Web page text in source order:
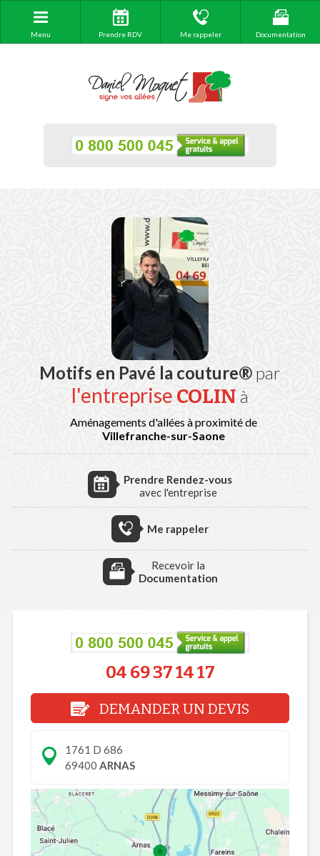
Menu Prendre RDV Me rappeler Documentation
Motifs en Pavé la couture® par
l'entreprise COLIN à
Aménagements d'allées à proximité de
Villefranche-sur-Saone
Prendre Rendez-vous
avec l'entreprise
Me rappeler
Recevoir la
Documentation
04 69 37 14 17
DEMANDER UN DEVIS
1761 D 686
69400 ARNAS